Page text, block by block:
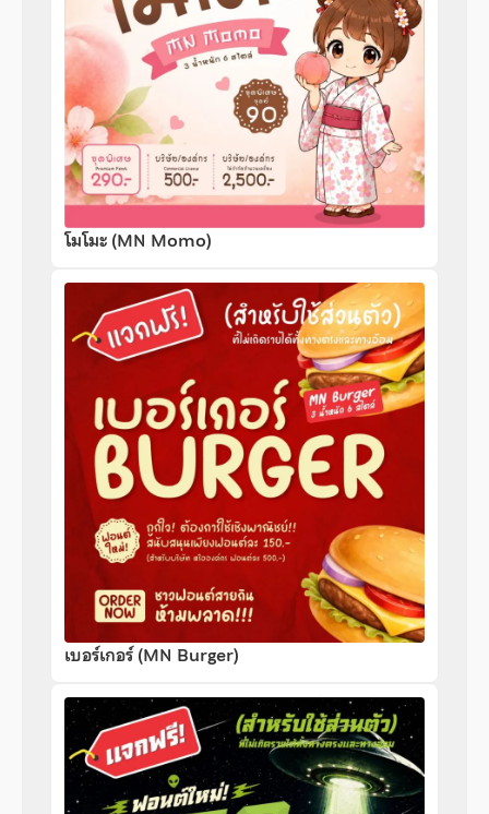
โมโมะ (MN Momo)
เบอร์เกอร์ (MN Burger)